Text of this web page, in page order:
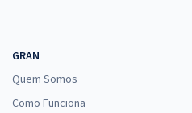
GRAN
Quem Somos
Como Funciona